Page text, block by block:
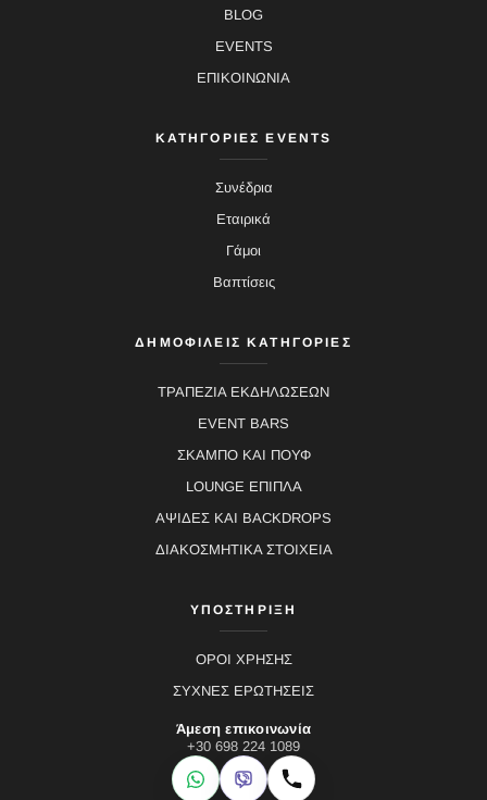
BLOG
EVENTS
ΕΠΙΚΟΙΝΩΝΙΑ
ΚΑΤΗΓΟΡΙΕΣ EVENTS
Συνέδρια
Εταιρικά
Γάμοι
Βαπτίσεις
ΔΗΜΟΦΙΛΕΙΣ ΚΑΤΗΓΟΡΙΕΣ
ΤΡΑΠΕΖΙΑ ΕΚΔΗΛΩΣΕΩΝ
EVENT BARS
ΣΚΑΜΠΟ ΚΑΙ ΠΟΥΦ
LOUNGE ΕΠΙΠΛΑ
ΑΨΙΔΕΣ ΚΑΙ BACKDROPS
ΔΙΑΚΟΣΜΗΤΙΚΑ ΣΤΟΙΧΕΙΑ
ΥΠΟΣΤΗΡΙΞΗ
ΟΡΟΙ ΧΡΗΣΗΣ
ΣΥΧΝΕΣ ΕΡΩΤΗΣΕΙΣ
Άμεση επικοινωνία
+30 698 224 1089
WhatsApp
Viber Κλήση